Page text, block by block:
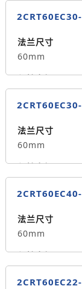
2.2
8
重量kg
1.1
法兰尺寸
60mm
保持力矩N.m
3.0
8
重量kg
1.4
法兰尺寸
60mm
保持力矩N.m
3.0
10
重量kg
1.45
法兰尺寸
60mm
保持力矩N.m
4.0